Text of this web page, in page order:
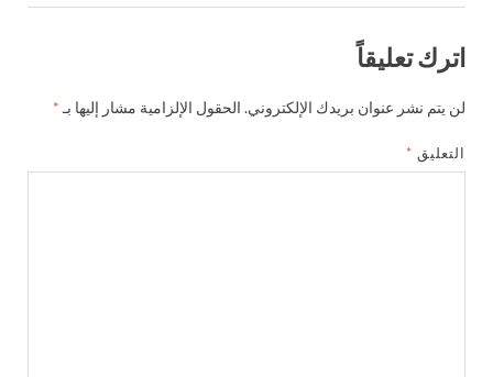
اترك تعليقاً
لن يتم نشر عنوان بريدك الإلكتروني. الحقول الإلزامية مشار إليها بـ *
التعليق *